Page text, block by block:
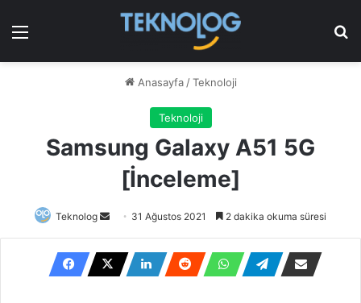
Menü
Anasayfa / Teknoloji
Teknoloji
Samsung Galaxy A51 5G
[İnceleme]
Teknolog
Bir
e-
posta
göndermek
31 Ağustos 2021 2 dakika okuma süresi